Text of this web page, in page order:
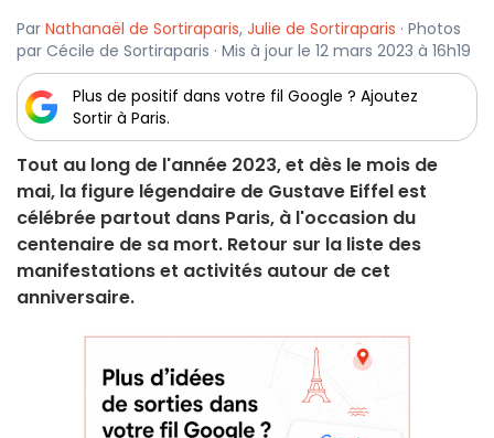
Par Nathanaël de Sortiraparis, Julie de Sortiraparis · Photos
par Cécile de Sortiraparis · Mis à jour le 12 mars 2023 à 16h19
Plus de positif dans votre fil Google ? Ajoutez
Sortir à Paris.
Tout au long de l'année 2023, et dès le mois de
mai, la figure légendaire de Gustave Eiffel est
célébrée partout dans Paris, à l'occasion du
centenaire de sa mort. Retour sur la liste des
manifestations et activités autour de cet
anniversaire.